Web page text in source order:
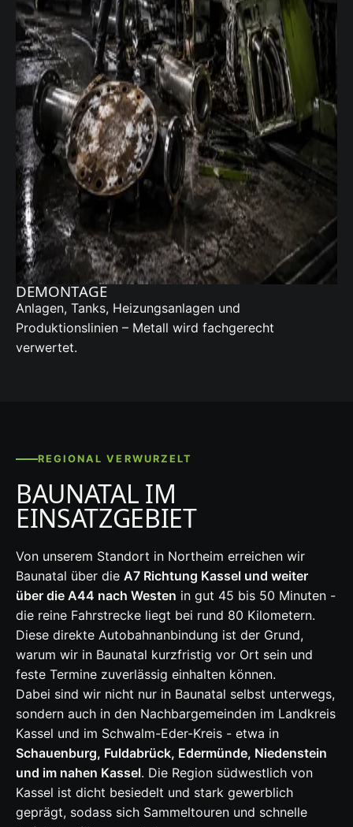
DEMONTAGE
Anlagen, Tanks, Heizungsanlagen und
Produktionslinien – Metall wird fachgerecht
verwertet.
REGIONAL VERWURZELT
BAUNATAL IM
EINSATZGEBIET
Von unserem Standort in Northeim erreichen wir
Baunatal über die A7 Richtung Kassel und weiter
über die A44 nach Westen in gut 45 bis 50 Minuten -
die reine Fahrstrecke liegt bei rund 80 Kilometern.
Diese direkte Autobahnanbindung ist der Grund,
warum wir in Baunatal kurzfristig vor Ort sein und
feste Termine zuverlässig einhalten können.
Dabei sind wir nicht nur in Baunatal selbst unterwegs,
sondern auch in den Nachbargemeinden im Landkreis
Kassel und im Schwalm-Eder-Kreis - etwa in
Schauenburg, Fuldabrück, Edermünde, Niedenstein
und im nahen Kassel. Die Region südwestlich von
Kassel ist dicht besiedelt und stark gewerblich
geprägt, sodass sich Sammeltouren und schnelle